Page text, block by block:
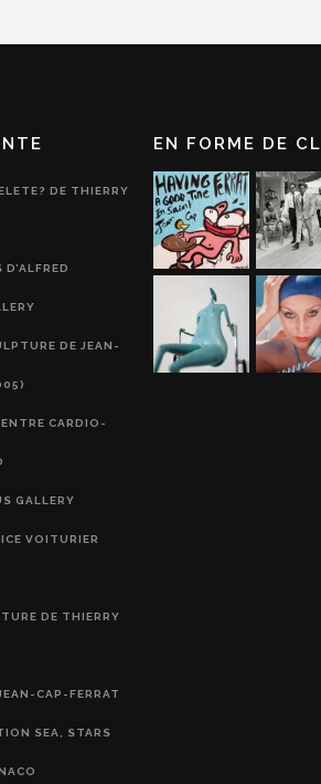
DE THIERRY
DE JEAN-
CARDIO-
GALLERY
VOITURIER
DE THIERRY
CAP-FERRAT
SEA, STARS
EN FORME DE